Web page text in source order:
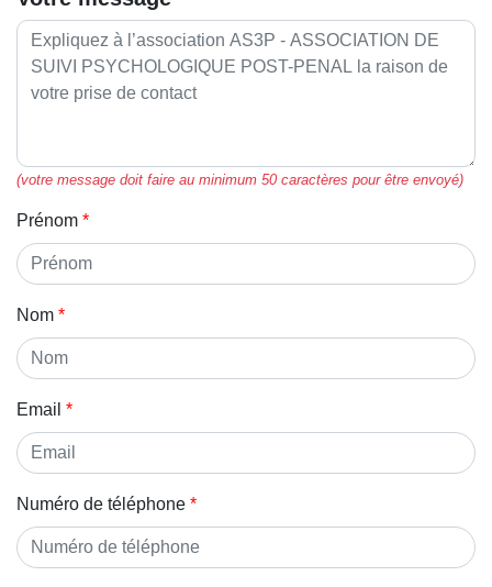
(votre message doit faire au minimum 50 caractères pour être envoyé)
Prénom
Nom
Email
Numéro de téléphone